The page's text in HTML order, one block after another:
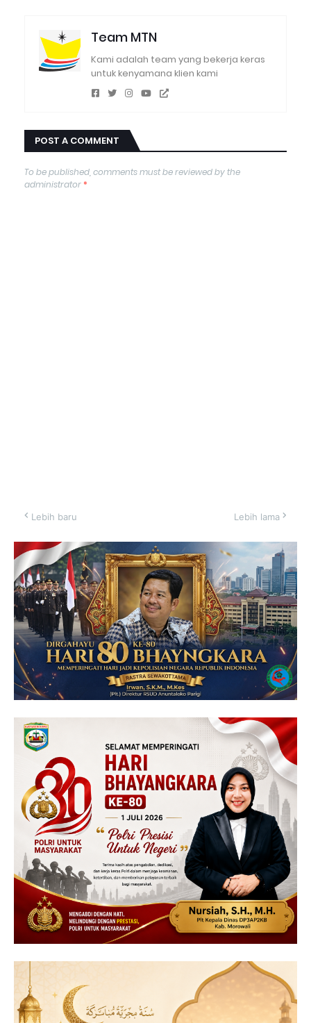
Team MTN
Kami adalah team yang bekerja keras
untuk kenyamana klien kami
POST A COMMENT
To be published, comments must be reviewed by the
administrator*
Lebih baru Lebih lama